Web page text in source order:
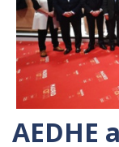
AEDHE